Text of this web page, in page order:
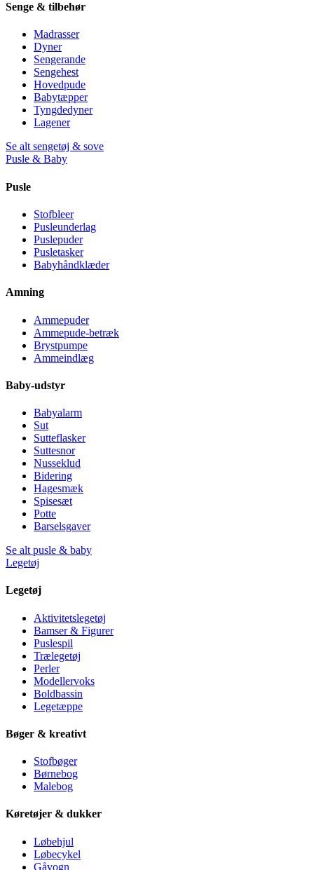
Senge & tilbehør
Madrasser
Dyner
Sengerande
Sengehest
Hovedpude
Babytæpper
Tyngdedyner
Lagener
Se alt sengetøj & sove
Pusle & Baby
Pusle
Stofbleer
Pusleunderlag
Puslepuder
Pusletasker
Babyhåndklæder
Amning
Ammepuder
Ammepude-betræk
Brystpumpe
Ammeindlæg
Baby-udstyr
Babyalarm
Sut
Sutteflasker
Suttesnor
Nusseklud
Bidering
Hagesmæk
Spisesæt
Potte
Barselsgaver
Se alt pusle & baby
Legetøj
Legetøj
Aktivitetslegetøj
Bamser & Figurer
Puslespil
Trælegetøj
Perler
Modellervoks
Boldbassin
Legetæppe
Bøger & kreativt
Stofbøger
Børnebog
Malebog
Køretøjer & dukker
Løbehjul
Løbecykel
Gåvogn